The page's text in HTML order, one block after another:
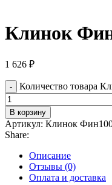
Клинок
1 626 ₽
Количество товара
В корзину
Артикул: Клинок
Share:
Описание
Отзывы (0)
Оплата и доставка